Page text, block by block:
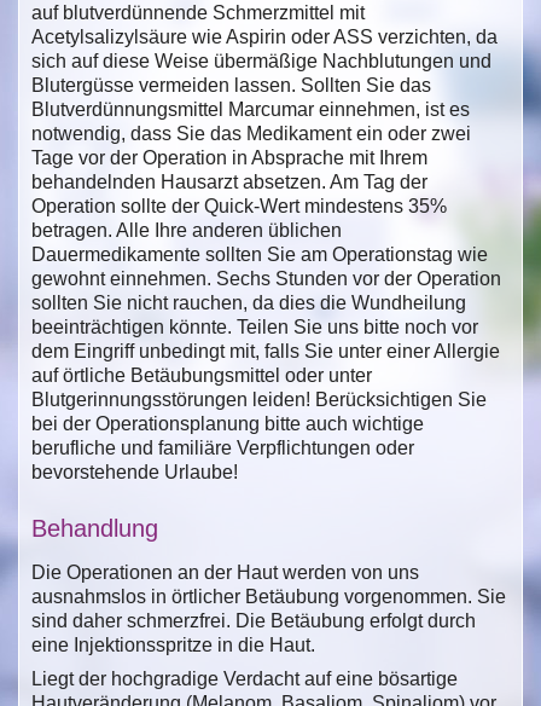
auf blutverdünnende Schmerzmittel mit
Acetylsalizylsäure wie Aspirin oder ASS verzichten, da
sich auf diese Weise übermäßige Nachblutungen und
Blutergüsse vermeiden lassen. Sollten Sie das
Blutverdünnungsmittel Marcumar einnehmen, ist es
notwendig, dass Sie das Medikament ein oder zwei
Tage vor der Operation in Absprache mit Ihrem
behandelnden Hausarzt absetzen. Am Tag der
Operation sollte der Quick-Wert mindestens 35%
betragen. Alle Ihre anderen üblichen
Dauermedikamente sollten Sie am Operationstag wie
gewohnt einnehmen. Sechs Stunden vor der Operation
sollten Sie nicht rauchen, da dies die Wundheilung
beeinträchtigen könnte. Teilen Sie uns bitte noch vor
dem Eingriff unbedingt mit, falls Sie unter einer Allergie
auf örtliche Betäubungsmittel oder unter
Blutgerinnungsstörungen leiden! Berücksichtigen Sie
bei der Operationsplanung bitte auch wichtige
berufliche und familiäre Verpflichtungen oder
bevorstehende Urlaube!
Behandlung
Die Operationen an der Haut werden von uns
ausnahmslos in örtlicher Betäubung vorgenommen. Sie
sind daher schmerzfrei. Die Betäubung erfolgt durch
eine Injektionsspritze in die Haut.
Liegt der hochgradige Verdacht auf eine bösartige